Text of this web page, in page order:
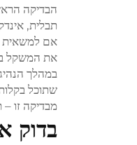
הבדיקה
תבלית,
אם למשאית
את המשקל
מבדיקה זו
בדוק